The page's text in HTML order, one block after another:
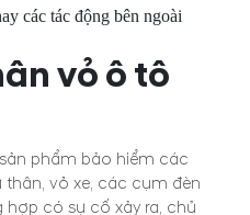
các tác động bên ngoài
vỏ ô tô
phẩm bảo hiểm các
thân, vỏ xe, các cụm đèn
hợp có sự cố xảy ra, chủ